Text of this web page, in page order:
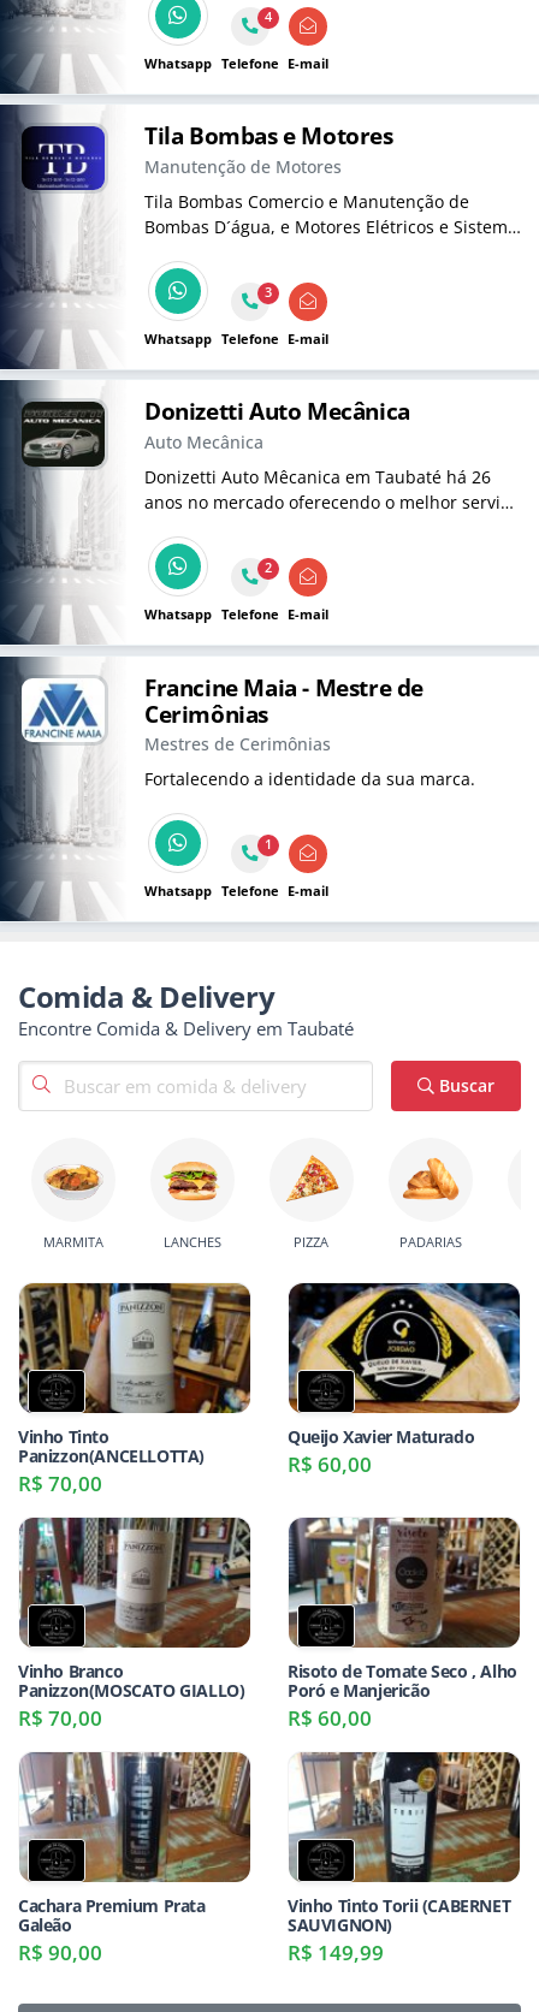
Whatsapp
4
Telefone E-mail
Tila Bombas e Motores
Manutenção de Motores
Tila Bombas Comercio e Manutenção de
Bombas D´água, e Motores Elétricos e Sistema
Whatsapp
3
Telefone E-mail
Donizetti Auto Mecânica
Auto Mecânica
Donizetti Auto Mêcanica em Taubaté há 26
anos no mercado oferecendo o melhor serviço
Whatsapp
2
Telefone E-mail
Francine Maia - Mestre de
Cerimônias
Mestres de Cerimônias
Fortalecendo a identidade da sua marca.
Whatsapp
1
Telefone E-mail
Comida & Delivery
Encontre Comida & Delivery em Taubaté
Buscar
MARMITA LANCHES PIZZA PADARIAS
Vinho Tinto
Panizzon(ANCELLOTTA)
R$ 70,00
Queijo Xavier Maturado
R$ 60,00
Vinho Branco
Panizzon(MOSCATO GIALLO)
R$ 70,00
Risoto de Tomate Seco , Alho
Poró e Manjericão
R$ 60,00
Cachara Premium Prata
Galeão
R$ 90,00
Vinho Tinto Torii (CABERNET
SAUVIGNON)
R$ 149,99